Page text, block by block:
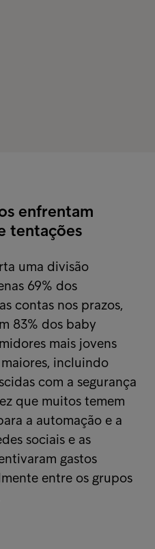
enfrentam
tentações
uma divisão
69% dos
contas nos prazos,
83% dos baby
mais jovens
incluindo
com a segurança
que muitos temem
a automação e a
sociais e as
gastos
entre os grupos